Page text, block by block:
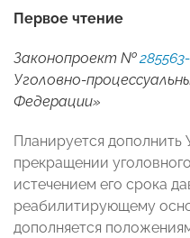
Первое чтение
Законопроект №
Уголовно-
Федерации»
Планируется
прекращении
истечением его срока
реабилитирующему
дополняется